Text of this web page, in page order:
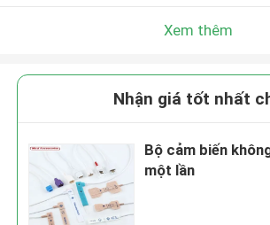
Xem thêm
Nhận giá tốt nhất
Bộ cảm biến
một lần